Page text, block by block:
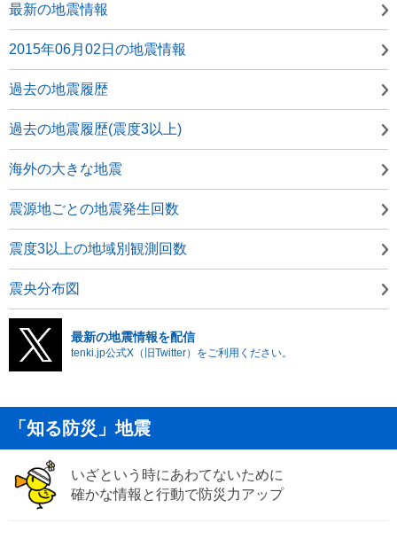
最新の地震情報
2015年06月02日の地震情報
過去の地震履歴
過去の地震履歴(震度3以上)
海外の大きな地震
震源地ごとの地震発生回数
震度3以上の地域別観測回数
震央分布図
最新の地震情報を配信
tenki.jp公式X（旧Twitter）をご利用ください。
「知る防災」地震
いざという時にあわてないために
確かな情報と行動で防災力アップ